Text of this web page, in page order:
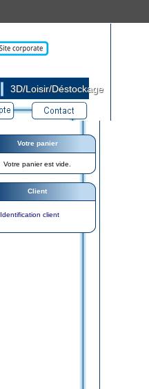
3D/Loisir/Déstockage
Votre panier
Votre panier est vide.
Client
Identification client